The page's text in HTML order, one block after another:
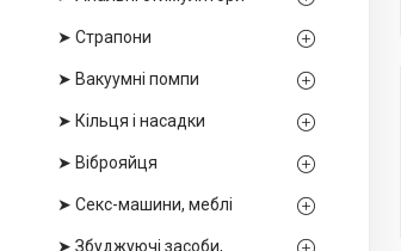
➤ Страпони
➤ Вакуумні помпи
➤ Кільця і насадки
➤ Віброяйця
➤ Секс-машини, меблі
➤ Збуджуючі засоби,